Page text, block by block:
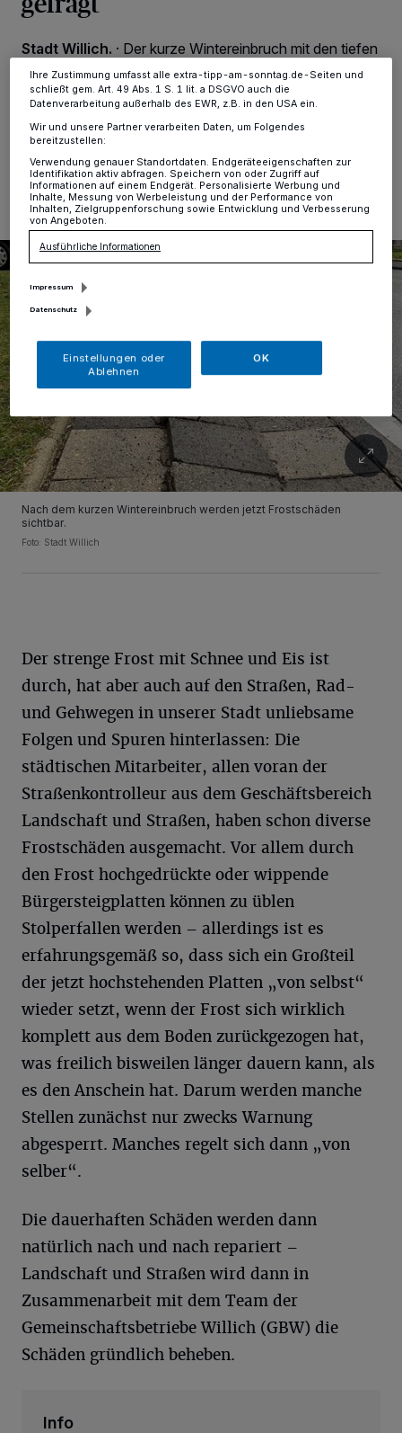
Stadt Willich. · Der kurze Wintereinbruch mit den tiefen
Minustemperaturen hat seine Spuren auf Straßen und
Gehwegen hinterlassen.
23.02.2021 , 09:30 Uhr Eine Minute Lesezeit
Nach dem kurzen Wintereinbruch werden jetzt Frostschäden
sichtbar.
Foto: Stadt Willich
Der strenge Frost mit Schnee und Eis ist
durch, hat aber auch auf den Straßen, Rad-
und Gehwegen in unserer Stadt unliebsame
Folgen und Spuren hinterlassen: Die
städtischen Mitarbeiter, allen voran der
Straßenkontrolleur aus dem Geschäftsbereich
Landschaft und Straßen, haben schon diverse
Frostschäden ausgemacht. Vor allem durch
den Frost hochgedrückte oder wippende
Bürgersteigplatten können zu üblen
Stolperfallen werden – allerdings ist es
erfahrungsgemäß so, dass sich ein Großteil
der jetzt hochstehenden Platten „von selbst“
wieder setzt, wenn der Frost sich wirklich
komplett aus dem Boden zurückgezogen hat,
was freilich bisweilen länger dauern kann, als
es den Anschein hat. Darum werden manche
Stellen zunächst nur zwecks Warnung
abgesperrt. Manches regelt sich dann „von
selber“.
Die dauerhaften Schäden werden dann
natürlich nach und nach repariert –
Landschaft und Straßen wird dann in
Zusammenarbeit mit dem Team der
Gemeinschaftsbetriebe Willich (GBW) die
Schäden gründlich beheben.
Info
ändern oder Ihre Einwilligung zu widerrufen, indem Sie auf den Link
Informationen finden Sie in unserer Datenschutzerklärung.
Ihre Zustimmung umfasst alle extra-tipp-am-sonntag.de-Seiten und
schließt gem. Art. 49 Abs. 1 S. 1 lit. a DSGVO auch die
Datenverarbeitung außerhalb des EWR, z.B. in den USA ein.
Wir und unsere Partner verarbeiten Daten, um Folgendes
bereitzustellen:
Verwendung genauer Standortdaten. Endgeräteeigenschaften zur
Identifikation aktiv abfragen. Speichern von oder Zugriff auf
Informationen auf einem Endgerät. Personalisierte Werbung und
Inhalte, Messung von Werbeleistung und der Performance von
Inhalten, Zielgruppenforschung sowie Entwicklung und Verbesserung
von Angeboten.
Ausführliche Informationen
Impressum
Datenschutz
Einstellungen oder
Ablehnen
OK